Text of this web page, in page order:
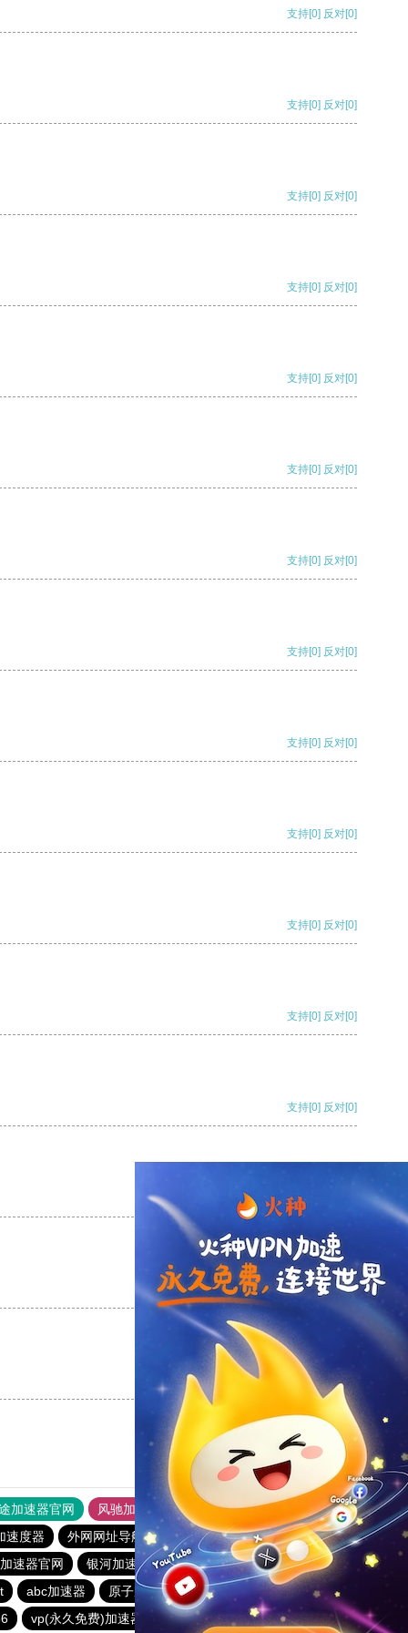
支持[0] 反对[0]
支持[0] 反对[0]
支持[0] 反对[0]
支持[0] 反对[0]
支持[0] 反对[0]
支持[0] 反对[0]
支持[0] 反对[0]
支持[0] 反对[0]
支持[0] 反对[0]
支持[0] 反对[0]
支持[0] 反对[0]
支持[0] 反对[0]
支持[0] 反对[0]
支持
支持[0] 反对[0]
支持[0] 反对[0]
加速器官网 风驰加速器
旋风加速器
速度器 外网网址导航 软件中心
银河加速器
速器官网 银河加速器 1元机场
暴雪加速器
abc加速器 原子加速器 银河加速器
番石榴加速器
vp(永久免费)加速器 哇哇加速器 海鸥加速器